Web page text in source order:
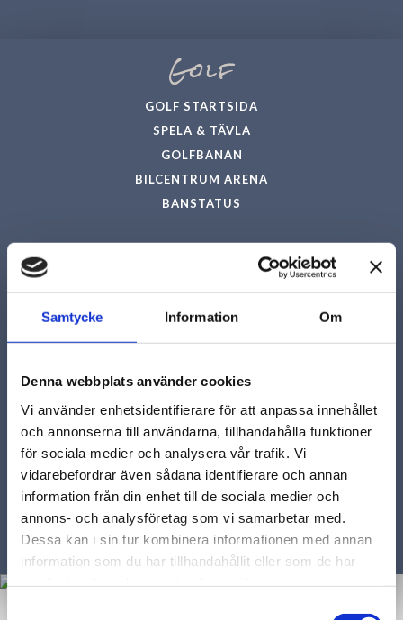
Samtycke Information Om
Denna webbplats använder cookies
Vi använder enhetsidentifierare för att anpassa innehållet
och annonserna till användarna, tillhandahålla funktioner
för sociala medier och analysera vår trafik. Vi
vidarebefordrar även sådana identifierare och annan
information från din enhet till de sociala medier och
annons- och analysföretag som vi samarbetar med.
Dessa kan i sin tur kombinera informationen med annan
information som du har tillhandahållit eller som de har
Golf
GOLF STARTSIDA
SPELA & TÄVLA
GOLFBANAN
BILCENTRUM ARENA
BANSTATUS
Träna
TRÄNA STARTSIDA
LEKTIONER
COMBOTRÄNING
GRÖNT KORT
GOLFRESOR
Boka
BOKA GOLFPAKET
BOKA STARTTID